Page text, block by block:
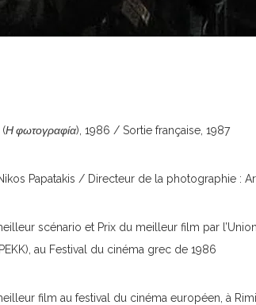
(Η φωτογραφία), 1986 / Sortie française, 1987
Papatakis / Directeur de la photographie :
scénario et Prix du meilleur film par
au Festival du cinéma grec de 1986
film au festival du cinéma européen, à